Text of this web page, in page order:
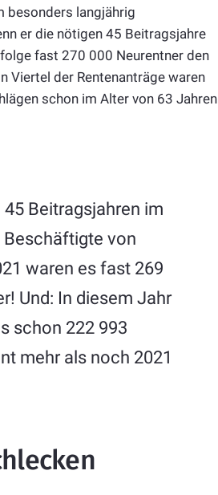
besonders langjährig
er die nötigen 45 Beitragsjahre
fast 270 000 Neurentner den
Viertel der Rentenanträge waren
schon im Alter von 63 Jahren
Beitragsjahren im
von
waren es fast 269
Und: In diesem Jahr
schon 222 993
mehr als noch 2021